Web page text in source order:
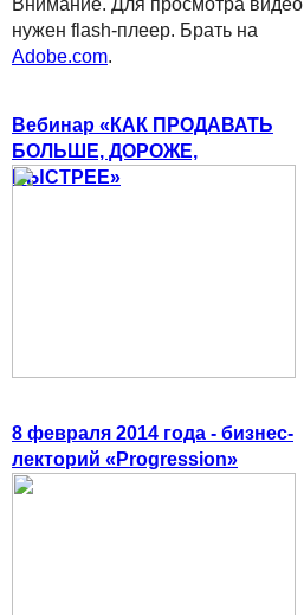
нужен flash-плеер. Брать на
Adobe.com.
Вебинар «КАК ПРОДАВАТЬ
БОЛЬШЕ, ДОРОЖЕ,
БЫСТРЕЕ»
8 февраля 2014 года - бизнес-
лекторий «Progression»